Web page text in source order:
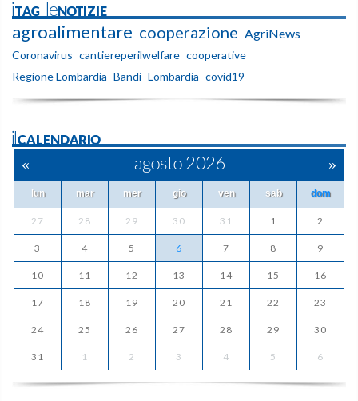
iTAG-leNOTIZIE
agroalimentare cooperazione AgriNews
Coronavirus cantiereperilwelfare cooperative
Regione Lombardia Bandi Lombardia covid19
ilCALENDARIO
« agosto 2026 »
lun mar mer gio ven sab dom
27 28 29 30 31 1 2
3 4 5 6 7 8 9
10 11 12 13 14 15 16
17 18 19 20 21 22 23
24 25 26 27 28 29 30
31 1 2 3 4 5 6